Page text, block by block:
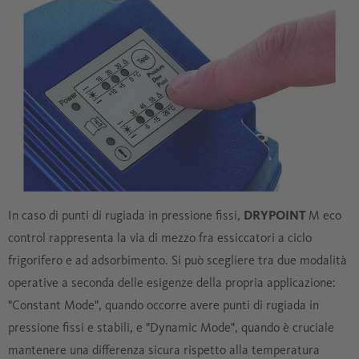
In caso di punti di rugiada in pressione fissi, DRYPOINT M eco
control rappresenta la via di mezzo fra essiccatori a ciclo
frigorifero e ad adsorbimento. Si può scegliere tra due modalità
operative a seconda delle esigenze della propria applicazione:
"Constant Mode", quando occorre avere punti di rugiada in
pressione fissi e stabili, e "Dynamic Mode", quando è cruciale
mantenere una differenza sicura rispetto alla temperatura